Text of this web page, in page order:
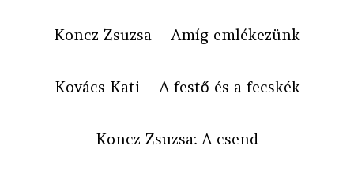
Koncz Zsuzsa – Amíg emlékezünk
Kovács Kati – A festő és a fecskék
Koncz Zsuzsa: A csend